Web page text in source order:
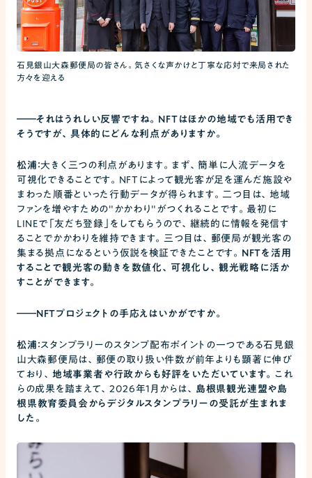
石見銀山大森郵便局の皆さん。気さくな声かけと丁寧な応対で来局された
方々を迎える
――それはうれしい反響ですね。NFTはほかの地域でも活用でき
そうですが、具体的にどんな利点がありますか。
松浦：大きく三つの利点があります。まず、簡単に人流データを
可視化できることです。NFTによって観光客が足を運んだ施設や
まわった順番といった行動データが得られます。二つ目は、地域
ファンを増やすための"かかわり"がつくれることです。最初に
LINEで「友だち登録」をしてもらうので、継続的に情報を発信す
ることでかかわりを維持できます。三つ目は、郵便局が観光客の
集まる拠点になるという仮説を検証できたことです。
NFTを活用
することで観光客の動きを数値化、可視化し、観光戦略に活か
すことができます。
――NFTプロジェクトの手応えはいかがですか。
松浦：スタンプラリーのスタンプ配布ポイントの一つである石見銀
山大森郵便局は、郵便の取り扱い件数が前年よりも顕著に伸び
ており、 地域事業者や行政からも好評をいただいています。 これ
らの成果を踏まえて、2026年1月からは、 島根県観光連盟や島
根県教育委員会からデジタルスタンプラリーの受託が生まれま
した。